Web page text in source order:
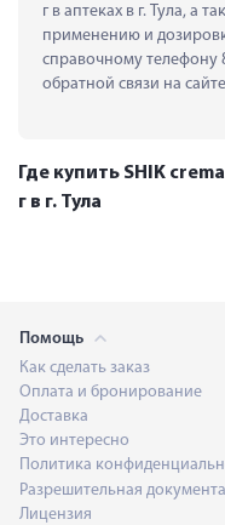
г в аптеках в г. Тула, а
применению и
справочному телефону
обратной связи на
Где купить SHIK
г в г. Тула
Помощь
Как сделать заказ
Оплата и бронирование
Доставка
Это интересно
Политика
Разрешительная
Лицензия